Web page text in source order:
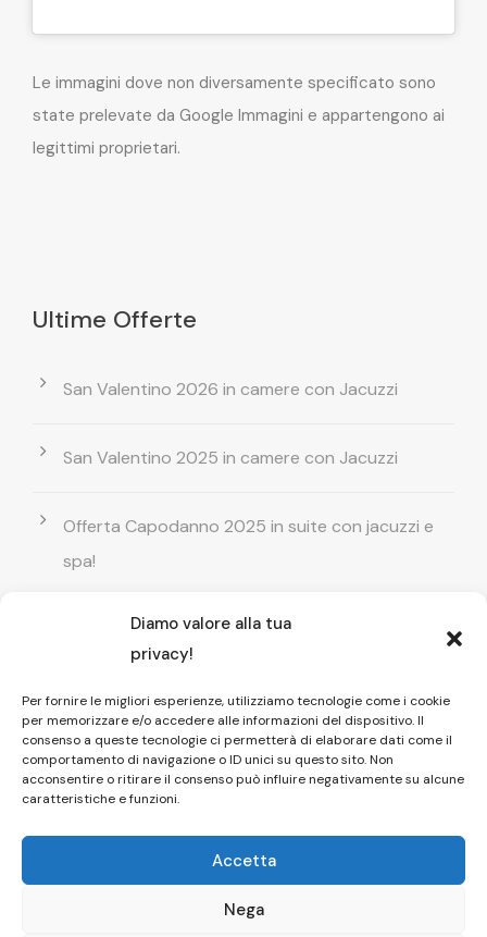
Diamo valore alla tua
privacy!
Per fornire le migliori esperienze, utilizziamo tecnologie come i cookie
per memorizzare e/o accedere alle informazioni del dispositivo. Il
consenso a queste tecnologie ci permetterà di elaborare dati come il
comportamento di navigazione o ID unici su questo sito. Non
acconsentire o ritirare il consenso può influire negativamente su alcune
caratteristiche e funzioni.
Accetta
Nega
Le immagini dove non diversamente specificato sono
state prelevate da Google Immagini e appartengono ai
legittimi proprietari.
Ultime Offerte
San Valentino 2026 in camere con Jacuzzi
San Valentino 2025 in camere con Jacuzzi
Offerta Capodanno 2025 in suite con jacuzzi e
spa!
Offerta Natale in camera con vasca
idromassaggio ! Prenota il tuo relax esclusivo
Entrata GRATUITA in Piscina esterna! Il tuo relax
di coppia
Copyright © 2026 Affittacamere Il Fauno